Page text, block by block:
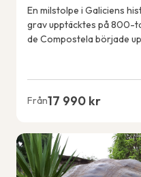
En milstolpe i Galiciens
grav upptäcktes på 800-
de Compostela började
Från17 990 kr